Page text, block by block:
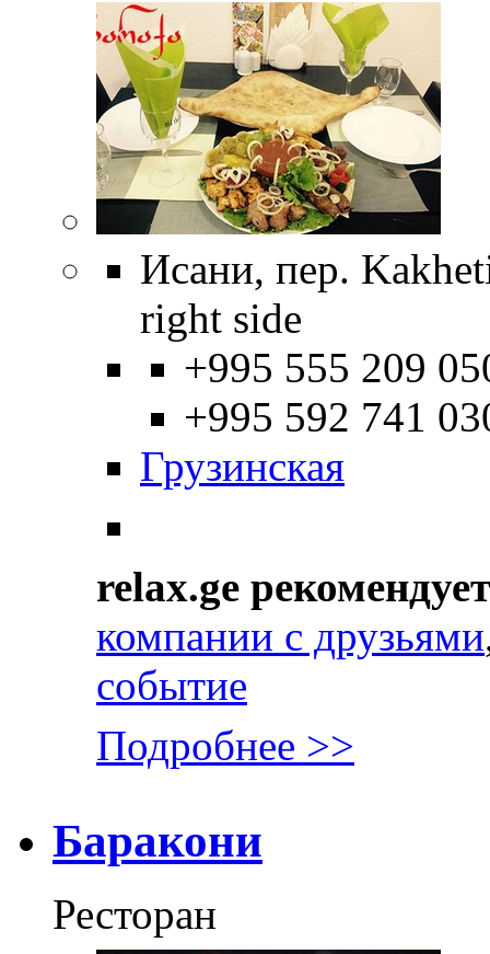
Исани, пер.
right side
+995 555 209
+995 592 741
Грузинская
relax.ge рекомендует
компании с друзьями
событие
Подробнее >>
Баракони
Ресторан